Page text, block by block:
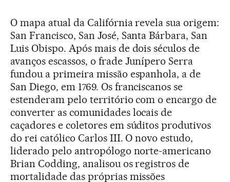
O mapa atual da Califórnia revela sua origem:
San Francisco, San José, Santa Bárbara, San
Luis Obispo. Após mais de dois séculos de
avanços escassos, o frade Junípero Serra
fundou a primeira missão espanhola, a de
San Diego, em 1769. Os franciscanos se
estenderam pelo território com o encargo de
converter as comunidades locais de
caçadores e coletores em súditos produtivos
do rei católico Carlos III. O novo estudo,
liderado pelo antropólogo norte-americano
Brian Codding, analisou os registros de
mortalidade das próprias missões